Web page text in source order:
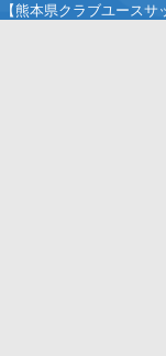
【熊本県クラブユース